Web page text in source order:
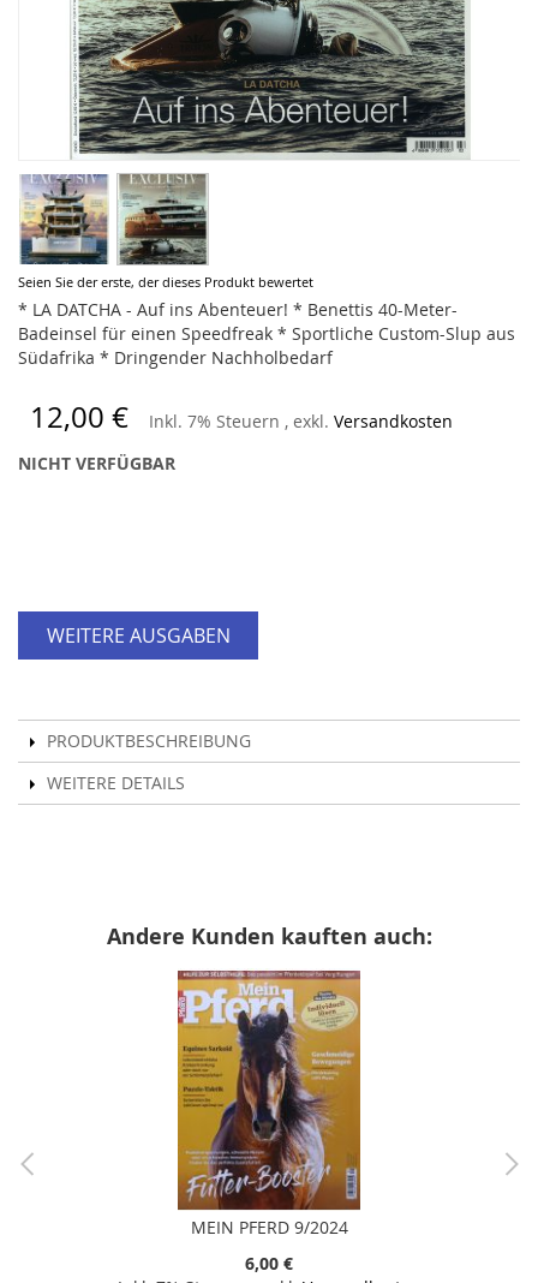
Seien Sie der erste, der dieses Produkt bewertet
* LA DATCHA - Auf ins Abenteuer! * Benettis 40-Meter-
Badeinsel für einen Speedfreak * Sportliche Custom-Slup aus
Südafrika * Dringender Nachholbedarf
12,00 € Inkl. 7% Steuern , exkl. Versandkosten
NICHT VERFÜGBAR
WEITERE AUSGABEN
PRODUKTBESCHREIBUNG
WEITERE DETAILS
Zum
Anfang
der
Bildergalerie
Andere Kunden kauften auch:
MEIN PFERD 9/2024
6,00 €